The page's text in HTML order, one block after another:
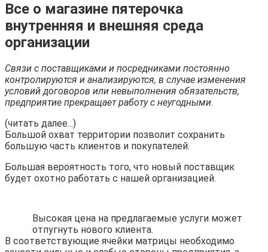
Все о магазине пятерочка
внутренняя и внешняя среда
организации
Связи с поставщиками и посредниками постоянно
контролируются и анализируются, в случае изменения
условий договоров или невыполнения обязательств,
предприятие прекращает работу с неугодными.
(читать далее...)
Большой охват территории позволит сохранить
большую часть клиентов и покупателей.
Большая вероятность того, что новый поставщик
будет охотно работать с нашей организацией.
Высокая цена на предлагаемые услуги может
отпугнуть нового клиента.
В соответствующие ячейки матрицы необходимо